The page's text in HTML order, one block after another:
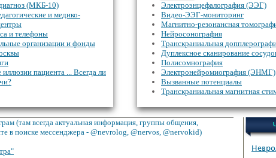
(МКБ-10)
и медико-
и телефоны
организации и фонды
иллюзии пациента ... Всегда ли
Электроэнцефалография (ЭЭГ)
Видео-ЭЭГ-мониторинг
Магнитно-резонансная
Нейросонография
Транскраниальная
Дуплексное сканирование
Полисомнография
Электронейромиография (ЭНМГ)
Вызванные потенциалы
Транскраниальная магнитная
обследовании
Инструментальная диагностика
(там всегда актуальная информация, группы общения,
в поиске мессенджера - @nevrolog, @nervos, @nervokid)